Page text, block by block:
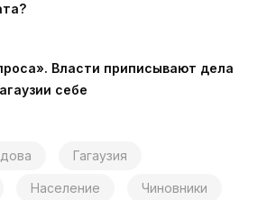
Власти приписывают дела
себе
Гагаузия
Население Чиновники